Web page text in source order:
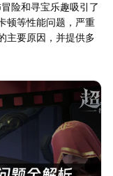
险和寻宝乐趣吸引了
顿等性能问题，严重
主要原因，并提供多